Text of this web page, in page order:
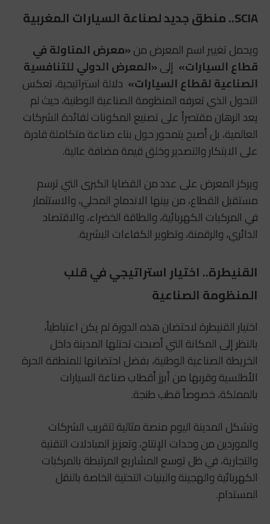
SCIA.. منطق جديد لصناعة السيارات المغربية
ويحمل تغيير اسم المعرض من«معرض المناولة في
قطاع السيارات» إلى«المعرض الدولي للتنافسية
الصناعية لقطاع السيارات» دلالة استراتيجية، تعكس
التحول الذي تعرفه المنظومة الصناعية الوطنية، حيث لم
يعد الرهان مقتصراً على تصنيع المكونات لفائدة الشركات
العالمية، بل أصبح يتمحور حول بناء صناعة متكاملة قادرة
على الابتكار والتصدير وخلق قيمة مضافة عالية.
ويركز المعرض على عدد من القضايا الكبرى التي ترسم
مستقبل القطاع، من بينها الاندماج المحلي، والاستثمار
في المركبات الكهربائية، والطاقة الخضراء، والاقتصاد
الدائري، والرقمنة، وتطوير الكفاءات البشرية.
القنيطرة.. اختيار استراتيجي في قلب
المنظومة الصناعية
اختيار القنيطرة لاحتضان هذه الدورة لم يكن اعتباطياً،
بالنظر إلى المكانة التي أصبحت تحتلها المدينة داخل
الخريطة الصناعية الوطنية، بفضل احتضانها للمنطقة الحرة
الأطلسية وقربها من أبرز أقطاب صناعة السيارات
بالمملكة، خصوصاً قطب طنجة.
وتشكل المدينة اليوم منصة مثالية لتقريب الشركات
والموردين من وحدات الإنتاج، وتعزيز المبادلات التقنية
والتجارية، في ظل توسع المشاريع المرتبطة بالمركبات
الكهربائية والهجينة والبنيات التحتية الخاصة بالنقل
المستدام.